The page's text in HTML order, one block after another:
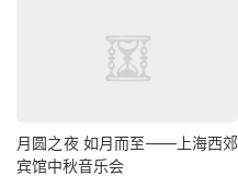
月圆之夜 如月而至——上海西郊
宾馆中秋音乐会